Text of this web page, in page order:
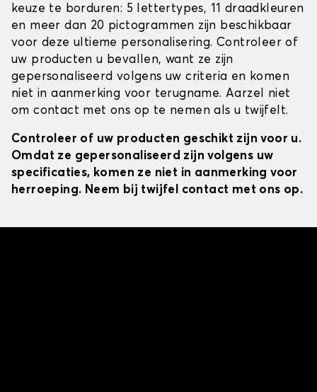
keuze te borduren: 5 lettertypes, 11 draadkleuren
en meer dan 20 pictogrammen zijn beschikbaar
voor deze ultieme personalisering. Controleer of
uw producten u bevallen, want ze zijn
gepersonaliseerd volgens uw criteria en komen
niet in aanmerking voor terugname. Aarzel niet
om contact met ons op te nemen als u twijfelt.
Controleer of uw producten geschikt zijn voor u.
Omdat ze gepersonaliseerd zijn volgens uw
specificaties, komen ze niet in aanmerking voor
herroeping. Neem bij twijfel contact met ons op.